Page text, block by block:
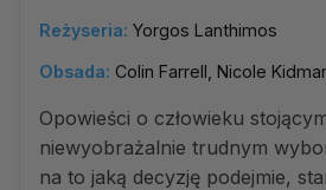
Reżyseria: Yorgos Lanthimos
Obsada: Colin Farrell, Nicole
Opowieści o człowieku
niewyobrażalnie trudnym
na to jaką decyzję podejmie,